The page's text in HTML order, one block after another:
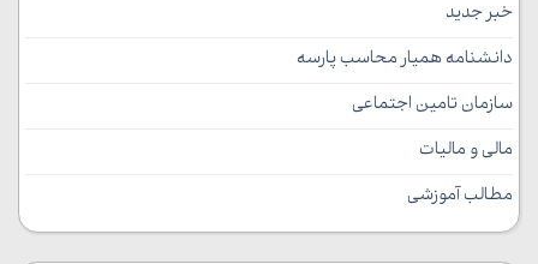
خبر جدید
دانشنامه همیار محاسب پارسه
سازمان تامین اجتماعی
مالی و مالیات
مطالب آموزشی